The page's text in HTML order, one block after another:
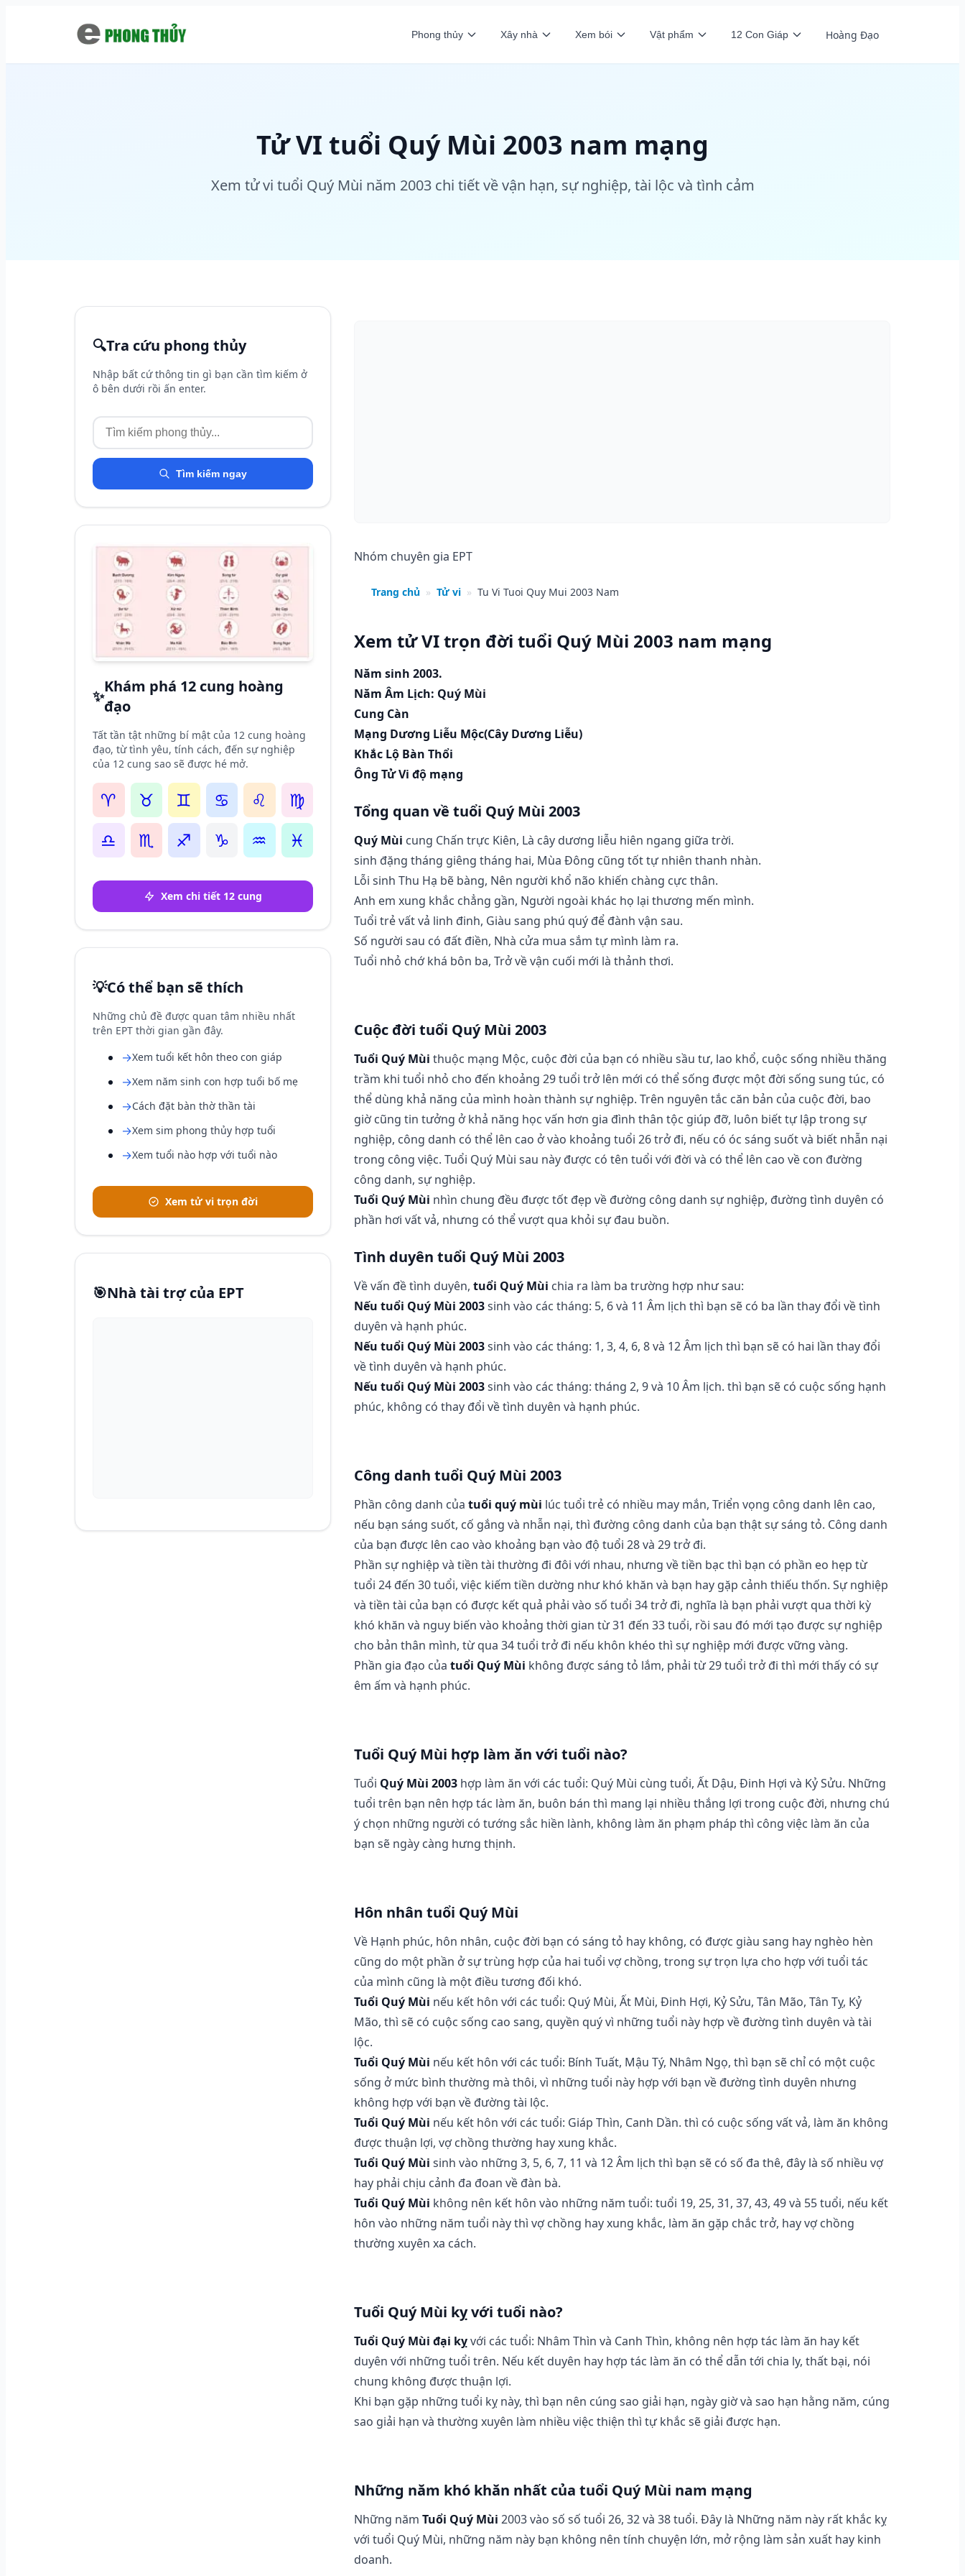
Phong thủy Xây nhà Xem bói Vật phẩm 12 Con Giáp Hoàng Đạo
Tử VI tuổi Quý Mùi 2003 nam mạng
Xem tử vi tuổi Quý Mùi năm 2003 chi tiết về vận hạn, sự nghiệp, tài lộc và tình cảm
🔍Tra cứu phong thủy
Nhập bất cứ thông tin gì bạn cần tìm kiếm ở
ô bên dưới rồi ấn enter.
Tìm kiếm ngay
✨
Khám phá 12 cung hoàng
đạo
Tất tần tật những bí mật của 12 cung hoàng
đạo, từ tình yêu, tính cách, đến sự nghiệp
của 12 cung sao sẽ được hé mở.
♈ ♉ ♊ ♋ ♌
♍
♎
♏ ♐ ♑ ♒ ♓
Xem chi tiết 12 cung
💡Có thể bạn sẽ thích
Những chủ đề được quan tâm nhiều nhất
trên EPT thời gian gần đây.
→Xem tuổi kết hôn theo con giáp
→Xem năm sinh con hợp tuổi bố mẹ
→Cách đặt bàn thờ thần tài
→Xem sim phong thủy hợp tuổi
→Xem tuổi nào hợp với tuổi nào
Xem tử vi trọn đời
🎯Nhà tài trợ của EPT
Nhóm chuyên gia EPT
Trang chủ » Tử vi » Tu Vi Tuoi Quy Mui 2003 Nam
Xem tử VI trọn đời tuổi Quý Mùi 2003 nam mạng
Năm sinh 2003.
Năm Âm Lịch: Quý Mùi
Cung Càn
Mạng Dương Liễu Mộc(Cây Dương Liễu)
Khắc Lộ Bàn Thổi
Ông Tử Vi độ mạng
Tổng quan về tuổi Quý Mùi 2003
Quý Mùi cung Chấn trực Kiên, Là cây dương liễu hiên ngang giữa trời.
sinh đặng tháng giêng tháng hai, Mùa Đông cũng tốt tự nhiên thanh nhàn.
Lỗi sinh Thu Hạ bẽ bàng, Nên người khổ não khiến chàng cực thân.
Anh em xung khắc chẳng gần, Người ngoài khác họ lại thương mến mình.
Tuổi trẻ vất vả linh đinh, Giàu sang phú quý để đành vận sau.
Số người sau có đất điền, Nhà cửa mua sắm tự mình làm ra.
Tuổi nhỏ chớ khá bôn ba, Trở về vận cuối mới là thảnh thơi.
Cuộc đời tuổi Quý Mùi 2003
Tuổi Quý Mùi thuộc mạng Mộc, cuộc đời của bạn có nhiều sầu tư, lao khổ, cuộc sống nhiều thăng
trầm khi tuổi nhỏ cho đến khoảng 29 tuổi trở lên mới có thể sống được một đời sống sung túc, có
thể dùng khả năng của mình hoàn thành sự nghiệp. Trên nguyên tắc căn bản của cuộc đời, bao
giờ cũng tin tưởng ở khả năng học vấn hơn gia đình thân tộc giúp đỡ, luôn biết tự lập trong sự
nghiệp, công danh có thể lên cao ở vào khoảng tuổi 26 trở đi, nếu có óc sáng suốt và biết nhẫn nại
trong công việc. Tuổi Quý Mùi sau này được có tên tuổi với đời và có thể lên cao về con đường
công danh, sự nghiệp.
Tuổi Quý Mùi nhìn chung đều được tốt đẹp về đường công danh sự nghiệp, đường tình duyên có
phần hơi vất vả, nhưng có thể vượt qua khỏi sự đau buồn.
Tình duyên tuổi Quý Mùi 2003
Về vấn đề tình duyên,tuổi Quý Mùi chia ra làm ba trường hợp như sau:
Nếu tuổi Quý Mùi 2003sinh vào các tháng: 5, 6 và 11 Âm lịch thì bạn sẽ có ba lần thay đổi về tình
duyên và hạnh phúc.
Nếu tuổi Quý Mùi 2003sinh vào các tháng: 1, 3, 4, 6, 8 và 12 Âm lịch thì bạn sẽ có hai lần thay đổi
về tình duyên và hạnh phúc.
Nếu tuổi Quý Mùi 2003sinh vào các tháng: tháng 2, 9 và 10 Âm lịch. thì bạn sẽ có cuộc sống hạnh
phúc, không có thay đổi về tình duyên và hạnh phúc.
Công danh tuổi Quý Mùi 2003
Phần công danh củatuổi quý mùi lúc tuổi trẻ có nhiều may mắn, Triển vọng công danh lên cao,
nếu bạn sáng suốt, cố gắng và nhẫn nại, thì đường công danh của bạn thật sự sáng tỏ. Công danh
của bạn được lên cao vào khoảng bạn vào độ tuổi 28 và 29 trở đi.
Phần sự nghiệp và tiền tài thường đi đôi với nhau, nhưng về tiền bạc thì bạn có phần eo hẹp từ
tuổi 24 đến 30 tuổi, việc kiếm tiền dường như khó khăn và bạn hay gặp cảnh thiếu thốn. Sự nghiệp
và tiền tài của bạn có được kết quả phải vào số tuổi 34 trở đi, nghĩa là bạn phải vượt qua thời kỳ
khó khăn và nguy biến vào khoảng thời gian từ 31 đến 33 tuổi, rồi sau đó mới tạo được sự nghiệp
cho bản thân mình, từ qua 34 tuổi trở đi nếu khôn khéo thì sự nghiệp mới được vững vàng.
Phần gia đạo củatuổi Quý Mùi không được sáng tỏ lắm, phải từ 29 tuổi trở đi thì mới thấy có sự
êm ấm và hạnh phúc.
Tuổi Quý Mùi hợp làm ăn với tuổi nào?
Tuổi Quý Mùi 2003 hợp làm ăn với các tuổi: Quý Mùi cùng tuổi, Ất Dậu, Đinh Hợi và Kỷ Sửu. Những
tuổi trên bạn nên hợp tác làm ăn, buôn bán thì mang lại nhiều thắng lợi trong cuộc đời, nhưng chú
ý chọn những người có tướng sắc hiền lành, không làm ăn phạm pháp thì công việc làm ăn của
bạn sẽ ngày càng hưng thịnh.
Hôn nhân tuổi Quý Mùi
Về Hạnh phúc, hôn nhân, cuộc đời bạn có sáng tỏ hay không, có được giàu sang hay nghèo hèn
cũng do một phần ở sự trùng hợp của hai tuổi vợ chồng, trong sự trọn lựa cho hợp với tuổi tác
của mình cũng là một điều tương đối khó.
Tuổi Quý Mùi nếu kết hôn với các tuổi: Quý Mùi, Ất Mùi, Đinh Hợi, Kỷ Sửu, Tân Mão, Tân Tỵ, Kỷ
Mão, thì sẽ có cuộc sống cao sang, quyền quý vì những tuổi này hợp về đường tình duyên và tài
lộc.
Tuổi Quý Mùi nếu kết hôn với các tuổi: Bính Tuất, Mậu Tý, Nhâm Ngọ, thì bạn sẽ chỉ có một cuộc
sống ở mức bình thường mà thôi, vì những tuổi này hợp với bạn về đường tình duyên nhưng
không hợp với bạn về đường tài lộc.
Tuổi Quý Mùi nếu kết hôn với các tuổi: Giáp Thìn, Canh Dần. thì có cuộc sống vất vả, làm ăn không
được thuận lợi, vợ chồng thường hay xung khắc.
Tuổi Quý Mùi sinh vào những 3, 5, 6, 7, 11 và 12 Âm lịch thì bạn sẽ có số đa thê, đây là số nhiều vợ
hay phải chịu cảnh đa đoan về đàn bà.
Tuổi Quý Mùi không nên kết hôn vào những năm tuổi: tuổi 19, 25, 31, 37, 43, 49 và 55 tuổi, nếu kết
hôn vào những năm tuổi này thì vợ chồng hay xung khắc, làm ăn gặp chắc trở, hay vợ chồng
thường xuyên xa cách.
Tuổi Quý Mùi kỵ với tuổi nào?
Tuổi Quý Mùi đại kỵvới các tuổi: Nhâm Thìn và Canh Thìn, không nên hợp tác làm ăn hay kết
duyên với những tuổi trên. Nếu kết duyên hay hợp tác làm ăn có thể dẫn tới chia ly, thất bại, nói
chung không được thuận lợi.
Khi bạn gặp những tuổi kỵ này, thì bạn nên cúng sao giải hạn, ngày giờ và sao hạn hằng năm, cúng
sao giải hạn và thường xuyên làm nhiều việc thiện thì tự khắc sẽ giải được hạn.
Những năm khó khăn nhất của tuổi Quý Mùi nam mạng
Những nămTuổi Quý Mùi 2003 vào số số tuổi 26, 32 và 38 tuổi. Đây là Những năm này rất khắc kỵ
với tuổi Quý Mùi, những năm này bạn không nên tính chuyện lớn, mở rộng làm sản xuất hay kinh
doanh.